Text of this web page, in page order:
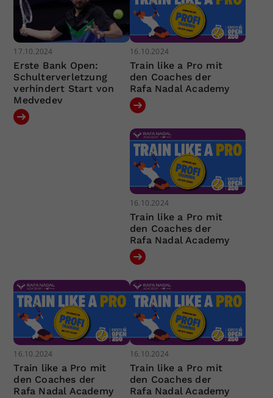
17.10.2024
Erste Bank Open:
Schulterverletzung
verhindert Start von
Medvedev
16.10.2024
Train like a Pro mit
den Coaches der
Rafa Nadal Academy
16.10.2024
Train like a Pro mit
den Coaches der
Rafa Nadal Academy
16.10.2024
Train like a Pro mit
den Coaches der
Rafa Nadal Academy
16.10.2024
Train like a Pro mit
den Coaches der
Rafa Nadal Academy